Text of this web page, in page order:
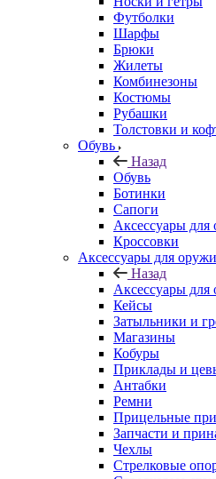
Футболки
Шарфы
Брюки
Жилеты
Комбинезоны
Костюмы
Рубашки
Толстовки и
Обувь
Назад
Обувь
Ботинки
Сапоги
Аксессуары для
Кроссовки
Аксессуары для
Назад
Аксессуары для
Кейсы
Затыльники и
Магазины
Кобуры
Приклады и
Антабки
Ремни
Прицельные
Запчасти и
Чехлы
Стрелковые